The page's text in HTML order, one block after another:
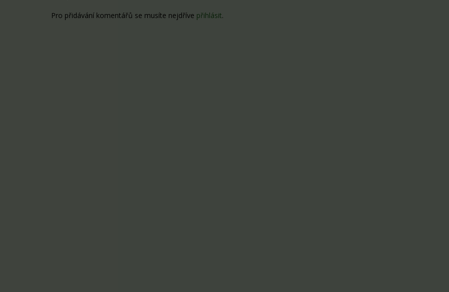
Pro přidávání komentářů se musíte nejdříve přihlásit.